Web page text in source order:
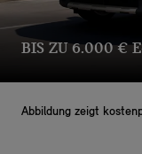
BIS ZU 6.000 €
Abbildung zeigt